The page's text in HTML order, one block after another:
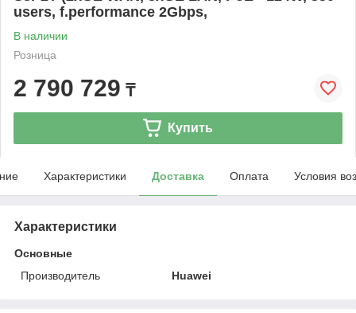
users, f.performance 2Gbps,
В наличии
Розница
2 790 729 ₸
Купить
Характеристики Доставка Оплата Условия
Характеристики
Основные
Производитель
Huawei